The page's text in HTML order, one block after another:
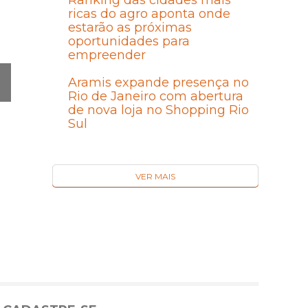
ricas do agro aponta onde
estarão as próximas
oportunidades para
empreender
Aramis expande presença no
Rio de Janeiro com abertura
de nova loja no Shopping Rio
Sul
VER MAIS